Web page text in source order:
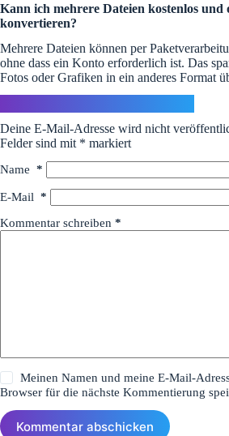
Kann ich mehrere Dateien kostenlos und
konvertieren?
Mehrere Dateien können per
ohne dass ein Konto erforderlich ist. Das
Fotos oder Grafiken in ein anderes Format
Deine E-Mail-Adresse wird nicht
Felder sind mit * markiert
Name *
E-Mail *
Kommentar schreiben *
Meinen Namen und meine E-Mail-
Browser für die nächste Kommentierung
Kommentar abschicken